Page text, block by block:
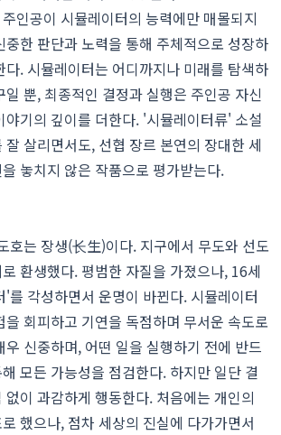
인공이 시뮬레이터의 능력에만 매몰되지
중한 판단과 노력을 통해 주체적으로 성장하
. 시뮬레이터는 어디까지나 미래를 탐색하
뿐, 최종적인 결정과 실행은 주인공 자신
야기의 깊이를 더한다. '시뮬레이터류' 소설
살리면서도, 선협 장르 본연의 장대한 세
놓치지 않은 작품으로 평가받는다.
호는 장생(长生)이다. 지구에서 무도와 선도
환생했다. 평범한 자질을 가졌으나, 16세
를 각성하면서 운명이 바뀐다. 시뮬레이터
회피하고 기연을 독점하며 무서운 속도로
신중하며, 어떤 일을 실행하기 전에 반드
모든 가능성을 점검한다. 하지만 일단 결
없이 과감하게 행동한다. 처음에는 개인의
했으나, 점차 세상의 진실에 다가가면서